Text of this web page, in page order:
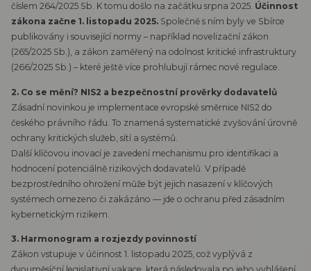
číslem 264/2025 Sb. K tomu došlo na začátku srpna 2025. Účinnost
zákona začne 1. listopadu 2025. Společně s ním byly ve Sbírce
publikovány i související normy – například novelizační zákon
(265/2025 Sb.), a zákon zaměřený na odolnost kritické infrastruktury
(266/2025 Sb.) ­– které ještě více prohlubují rámec nové regulace.
2. Co se mění? NIS2 a bezpečnostní prověrky dodavatelů
Zásadní novinkou je implementace evropské směrnice NIS2 do
českého právního řádu. To znamená systematické zvyšování úrovně
ochrany kritických služeb, sítí a systémů.
Další klíčovou inovací je zavedení mechanismu pro identifikaci a
hodnocení potenciálně rizikových dodavatelů. V případě
bezprostředního ohrožení může být jejich nasazení v klíčových
systémech omezeno či zakázáno — jde o ochranu před zásadním
kybernetickým rizikem.
3. Harmonogram a rozjezdy povinností
Zákon vstupuje v účinnost 1. listopadu 2025, což vyplývá z